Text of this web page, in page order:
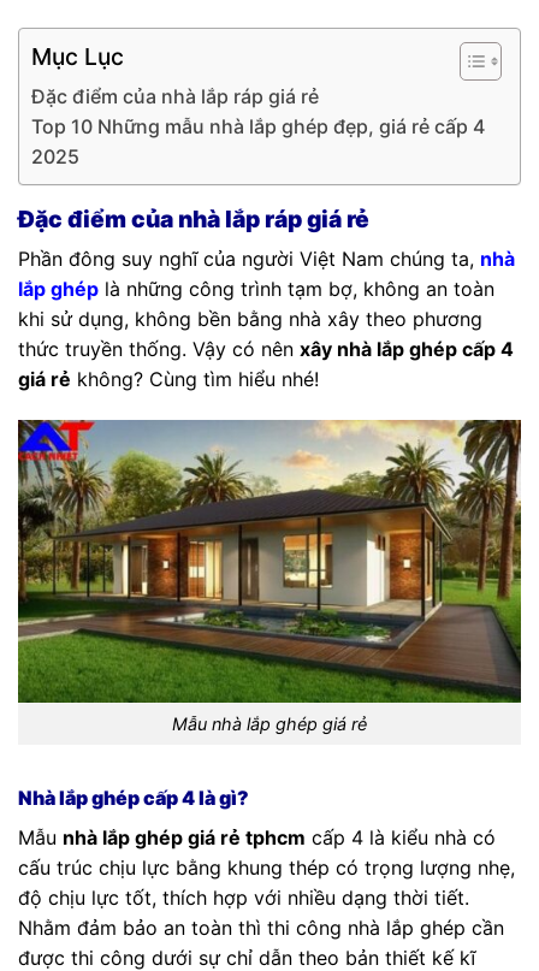
Mục Lục
Đặc điểm của nhà lắp ráp giá rẻ
Top 10 Những mẫu nhà lắp ghép đẹp, giá rẻ cấp 4
2025
Đặc điểm của nhà lắp ráp giá rẻ
Phần đông suy nghĩ của người Việt Nam chúng ta, nhà
lắp ghép là những công trình tạm bợ, không an toàn
khi sử dụng, không bền bằng nhà xây theo phương
thức truyền thống. Vậy có nên xây nhà lắp ghép cấp 4
giá rẻ không? Cùng tìm hiểu nhé!
Mẫu nhà lắp ghép giá rẻ
Nhà lắp ghép cấp 4 là gì?
Mẫu nhà lắp ghép giá rẻ tphcm cấp 4 là kiểu nhà có
cấu trúc chịu lực bằng khung thép có trọng lượng nhẹ,
độ chịu lực tốt, thích hợp với nhiều dạng thời tiết.
Nhằm đảm bảo an toàn thì thi công nhà lắp ghép cần
được thi công dưới sự chỉ dẫn theo bản thiết kế kĩ